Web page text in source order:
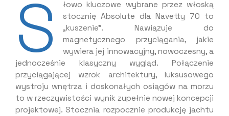
S
łowo kluczowe wybrane przez włoską
stocznię Absolute dla Navetty 70 to
„kuszenie”. Nawiązuje do
magnetycznego przyciągania, jakie
wywiera jej innowacyjny, nowoczesny, a
jednocześnie klasyczny wygląd. Połączenie
przyciągającej wzrok architektury, luksusowego
wystroju wnętrza i doskonałych osiągów na morzu
to w rzeczywistości wynik zupełnie nowej koncepcji
projektowej. Stocznia rozpocznie produkcję jachtu